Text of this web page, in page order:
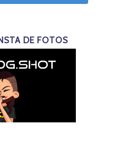
DE FOTOS